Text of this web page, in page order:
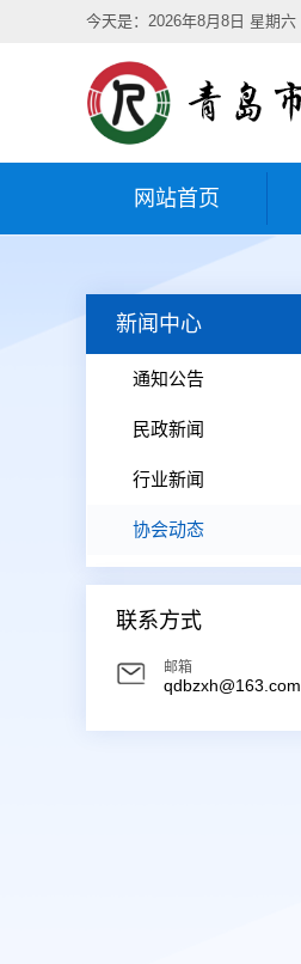
今天是：2026年8月8日 星期六
网站首页
新闻中心
通知公告
民政新闻
行业新闻
协会动态
联系方式
邮箱
qdbzxh@163.com